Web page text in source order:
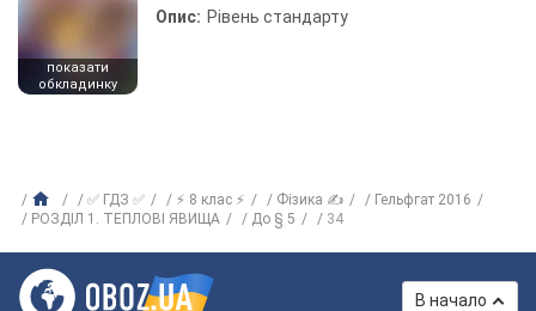
показати
обкладинку
Опис: Рівень стандарту
✅ ГДЗ ✅ ⚡ 8 клас ⚡ Фізика ✍
Гельфгат 2016
РОЗДІЛ 1. ТЕПЛОВІ ЯВИЩА
До § 5 34
В начало